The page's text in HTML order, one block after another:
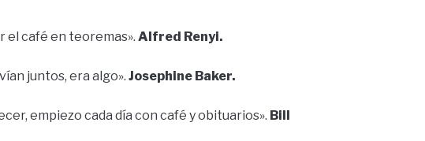
el café en teoremas». Alfred Renyi.
juntos, era algo». Josephine Baker.
empiezo cada día con café y obituarios». Bill